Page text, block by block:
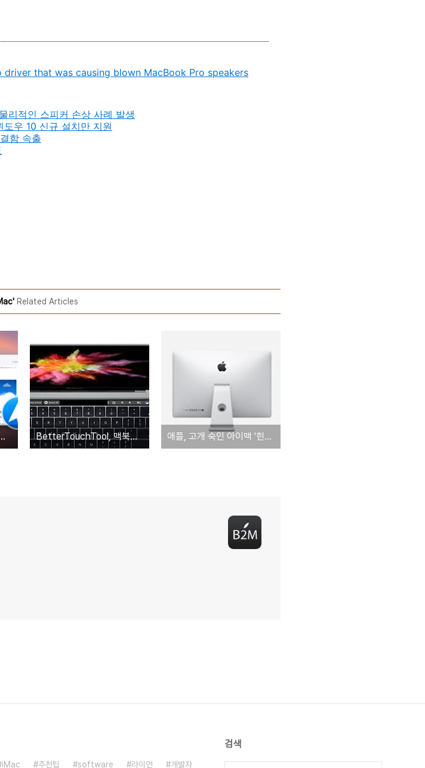
that was causing blown MacBook Pro speakers
리적인 스피커 손상 사례 발생
우 10 신규 설치만 지원
함 속출
Related Articles
정식 출시… 맥 앱스토어에서 무료 다운로드 BetterTouchTool, 맥북프로 터치바 대응 업데이트 예고… 터치바 미지원 앱도 커스터마이즈 가능 애플, 고개 숙인 아이맥 '힌지' 무상 교체… 이미 낸 수리비도 보상 청구 가능
iMac 추천팁 software 라이언 개발자
검색